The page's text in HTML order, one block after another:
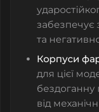
забезпечує
та
Корпуси
для цієї
бездоганну
від